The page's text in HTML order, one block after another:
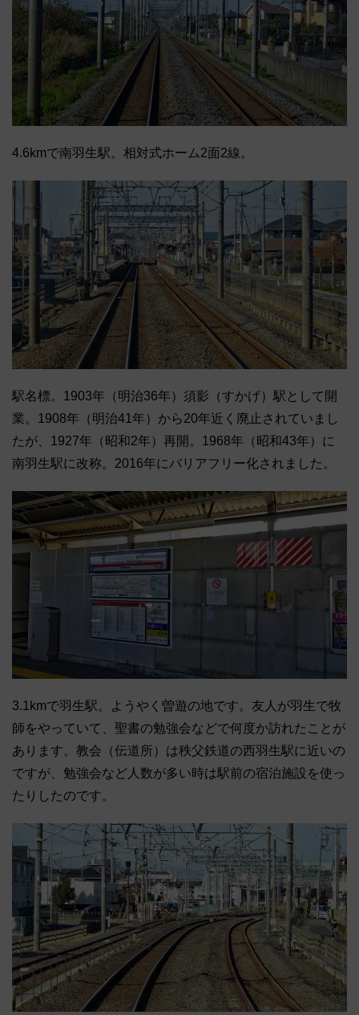
4.6kmで南羽生駅。相対式ホーム2面2線。
駅名標。1903年（明治36年）須影（すかげ）駅として開
業。1908年（明治41年）から20年近く廃止されていまし
たが、1927年（昭和2年）再開。1968年（昭和43年）に
南羽生駅に改称。2016年にバリアフリー化されました。
3.1kmで羽生駅。ようやく曽遊の地です。友人が羽生で牧
師をやっていて、聖書の勉強会などで何度か訪れたことが
あります。教会（伝道所）は秩父鉄道の西羽生駅に近いの
ですが、勉強会など人数が多い時は駅前の宿泊施設を使っ
たりしたのです。